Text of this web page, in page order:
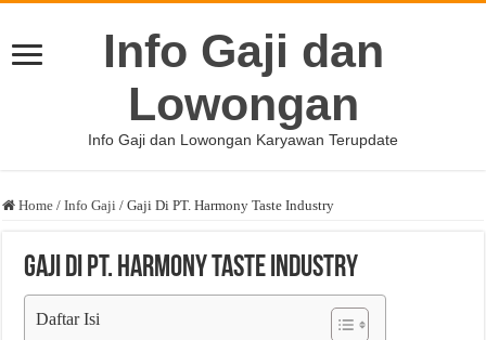
Info Gaji dan
Lowongan
Info Gaji dan Lowongan Karyawan Terupdate
Home / Info Gaji / Gaji Di PT. Harmony Taste Industry
Gaji Di PT. Harmony Taste Industry
Daftar Isi